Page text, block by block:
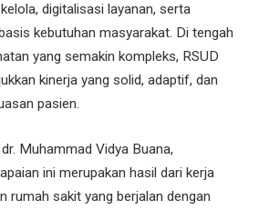
digitalisasi layanan, serta
kebutuhan masyarakat. Di tengah
yang semakin kompleks, RSUD
kinerja yang solid, adaptif, dan
pasien.
Muhammad Vidya Buana,
ini merupakan hasil dari kerja
rumah sakit yang berjalan dengan